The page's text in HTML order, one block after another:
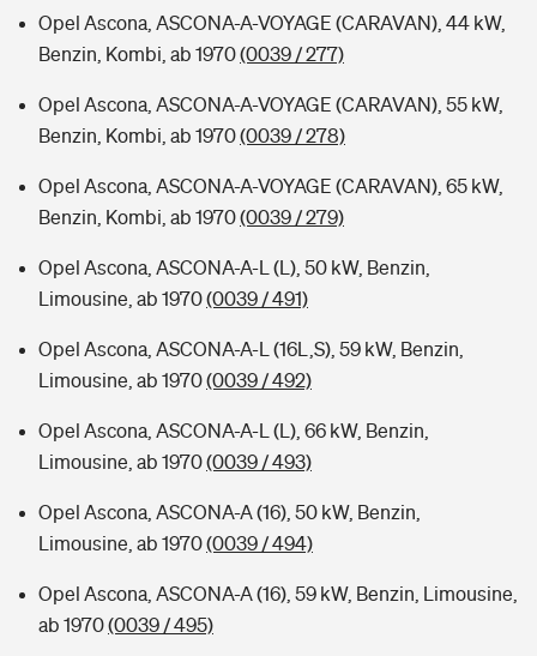
Opel Ascona, ASCONA-A-VOYAGE (CARAVAN), 44 kW,
Benzin, Kombi, ab 1970(0039 / 277)
Opel Ascona, ASCONA-A-VOYAGE (CARAVAN), 55 kW,
Benzin, Kombi, ab 1970(0039 / 278)
Opel Ascona, ASCONA-A-VOYAGE (CARAVAN), 65 kW,
Benzin, Kombi, ab 1970(0039 / 279)
Opel Ascona, ASCONA-A-L (L), 50 kW, Benzin,
Limousine, ab 1970(0039 / 491)
Opel Ascona, ASCONA-A-L (16L,S), 59 kW, Benzin,
Limousine, ab 1970(0039 / 492)
Opel Ascona, ASCONA-A-L (L), 66 kW, Benzin,
Limousine, ab 1970(0039 / 493)
Opel Ascona, ASCONA-A (16), 50 kW, Benzin,
Limousine, ab 1970(0039 / 494)
Opel Ascona, ASCONA-A (16), 59 kW, Benzin, Limousine,
ab 1970(0039 / 495)